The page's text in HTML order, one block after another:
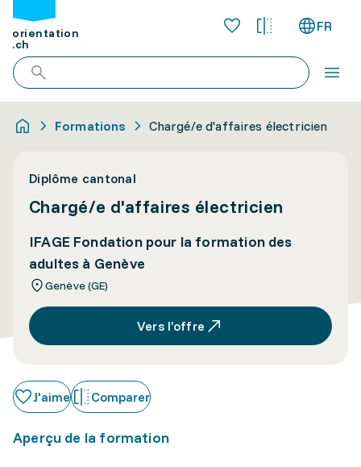
orientation
.ch
FR
Formations Chargé/e d'affaires électricien
Diplôme cantonal
Chargé/e d'affaires électricien
IFAGE Fondation pour la formation des
adultes à Genève
Genève (GE)
Vers l’offre
J'aime Comparer
Aperçu de la formation